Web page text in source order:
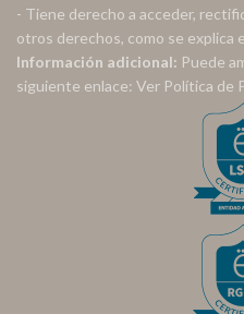
- Tiene derecho a acceder,
otros derechos, como se explica
Información adicional: Puede
siguiente enlace: Ver Política de